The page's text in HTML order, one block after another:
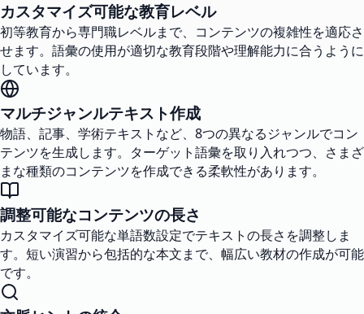
カスタマイズ可能な教育レベル
初等教育から専門職レベルまで、コンテンツの複雑性を適応さ
せます。語彙の使用が適切な教育段階や理解能力に合うように
しています。
マルチジャンルテキスト作成
物語、記事、学術テキストなど、8つの異なるジャンルでコン
テンツを生成します。ターゲット語彙を取り入れつつ、さまざ
まな種類のコンテンツを作成できる柔軟性があります。
調整可能なコンテンツの長さ
カスタマイズ可能な単語数設定でテキストの長さを調整しま
す。短い演習から包括的な本文まで、幅広い教材の作成が可能
です。